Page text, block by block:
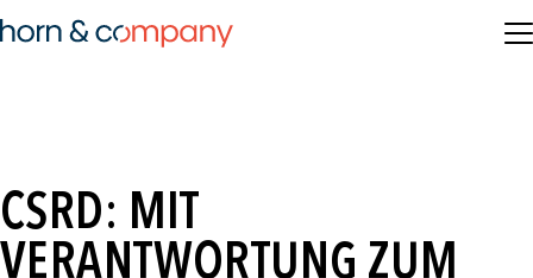
CSRD: MIT
VERANTWORTUNG ZUM